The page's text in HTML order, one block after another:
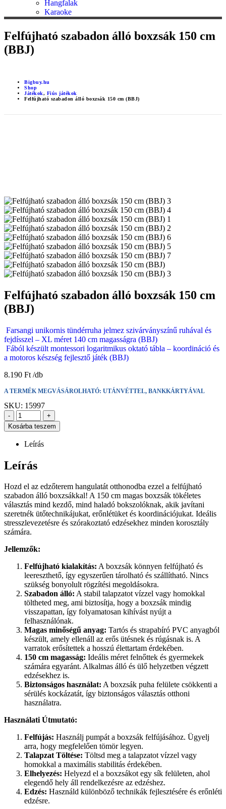
Hangfalak
Karaoke
Felfújható szabadon álló boxzsák 150 cm
(BBJ)
Bigbuy.hu
Shop
Játékok, Fiús játékok
Felfújható szabadon álló boxzsák 150 cm (BBJ)
Felfújható szabadon álló boxzsák 150 cm
(BBJ)
Farsangi unikornis tündérruha jelmez szivárványszínű ruhával és
fejdísszel – XL méret 140 cm magasságra (BBJ)
Fából készült montessori logaritmikus oktató tábla – koordináció és
a motoros készség fejlesztő játék (BBJ)
8.190 Ft
A TERMÉK MEGVÁSÁROLHATÓ: UTÁNVÉTTEL, BANKKÁRTYÁVAL
SKU: 15997
-
+
Kosárba teszem
Leírás
Leírás
Hozd el az edzőterem hangulatát otthonodba ezzel a felfújható
szabadon álló boxzsákkal! A 150 cm magas boxzsák tökéletes
választás mind kezdő, mind haladó bokszolóknak, akik javítani
szeretnék ütőtechnikájukat, erőnlétüket és koordinációjukat. Ideális
stresszlevezetésre és szórakoztató edzésekhez minden korosztály
számára.
Jellemzők:
Felfújható kialakítás: A boxzsák könnyen felfújható és
leereszthető, így egyszerűen tárolható és szállítható. Nincs
szükség bonyolult rögzítési megoldásokra.
Szabadon álló: A stabil talapzatot vízzel vagy homokkal
töltheted meg, ami biztosítja, hogy a boxzsák mindig
visszapattan, így folyamatosan kihívást nyújt a
felhasználónak.
Magas minőségű anyag: Tartós és strapabíró PVC anyagból
készült, amely ellenáll az erős ütésnek és rúgásnak is. A
varratok erősítettek a hosszú élettartam érdekében.
150 cm magasság: Ideális méret felnőttek és gyermekek
számára egyaránt. Alkalmas álló és ülő helyzetben végzett
edzésekhez is.
Biztonságos használat: A boxzsák puha felülete csökkenti a
sérülés kockázatát, így biztonságos választás otthoni
használatra.
Használati Útmutató:
Felfújás: Használj pumpát a boxzsák felfújásához. Ügyelj
arra, hogy megfelelően tömör legyen.
Talapzat Töltése: Töltsd meg a talapzatot vízzel vagy
homokkal a maximális stabilitás érdekében.
Elhelyezés: Helyezd el a boxzsákot egy sík felületen, ahol
elegendő hely áll rendelkezésre az edzéshez.
Edzés: Használd különböző technikák fejlesztésére és erőnléti
edzésre.